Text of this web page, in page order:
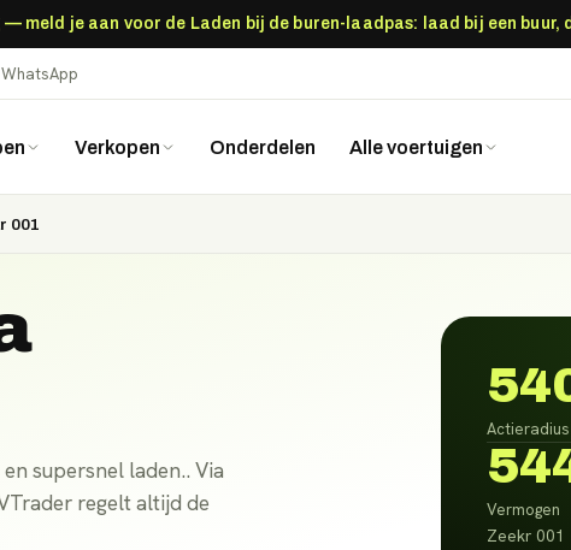
meld je aan voor de Laden bij de buren-laadpas: laad bij een
Verkopen Onderdelen Alle voertuigen
001
supersnel laden.. Via
regelt altijd de
Actieradius
Vermogen
Zeekr 001